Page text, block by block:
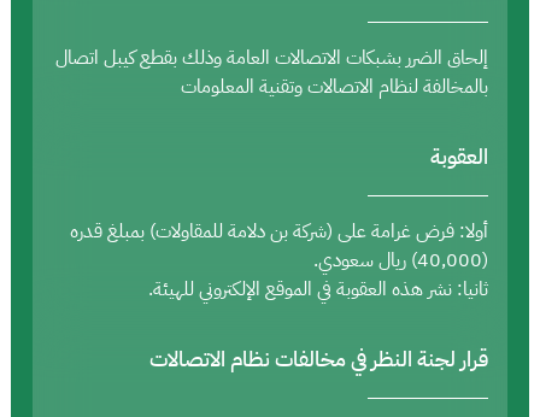
إلحاق الضرر بشبكات الاتصالات العامة وذلك بقطع كيبل اتصال
بالمخالفة لنظام الاتصالات وتقنية المعلومات
العقوبة
أولا: فرض غرامة على (شركة بن دلامة للمقاولات) بمبلغ قدره
(40,000) ريال سعودي.
ثانيا: نشر هذه العقوبة في الموقع الإلكتروني للهيئة.
قرار لجنة النظر في مخالفات نظام الاتصالات